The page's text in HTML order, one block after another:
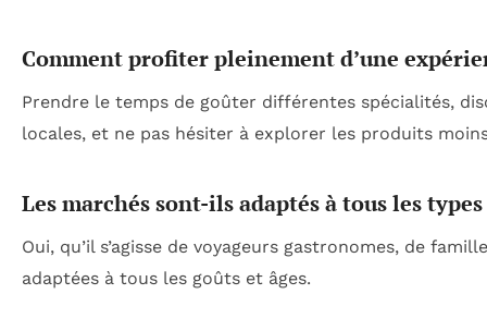
Comment profiter pleinement d’une
Prendre le temps de goûter différentes spécialités,
locales, et ne pas hésiter à explorer les produits
Les marchés sont-ils adaptés à tous les
Oui, qu’il s’agisse de voyageurs gastronomes, de
adaptées à tous les goûts et âges.